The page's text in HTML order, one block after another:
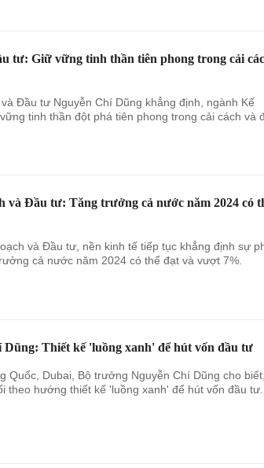
tư: Giữ vững tinh thần tiên phong trong cải
Đầu tư Nguyễn Chí Dũng khẳng định, ngành Kế
tinh thần đột phá tiên phong trong cải cách và
và Đầu tư: Tăng trưởng cả nước năm 2024 có
và Đầu tư, nền kinh tế tiếp tục khẳng định sự
cả nước năm 2024 có thể đạt và vượt 7%.
Thiết kế 'luồng xanh' để hút vốn đầu tư
Quốc, Dubai, Bộ trưởng Nguyễn Chí Dũng cho biết,
theo hướng thiết kế 'luồng xanh' để hút vốn đầu tư.